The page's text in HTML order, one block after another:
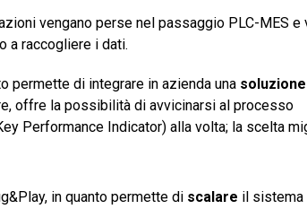
vengano perse nel passaggio PLC-MES e
a raccogliere i dati.
permette di integrare in azienda una soluzione
offre la possibilità di avvicinarsi al processo
Performance Indicator) alla volta; la scelta
in quanto permette di scalare il sistema